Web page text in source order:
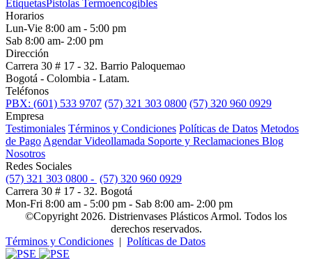
EtiquetasPistolas Termoencogibles
Horarios
Lun-Vie 8:00 am - 5:00 pm
Sab 8:00 am- 2:00 pm
Dirección
Carrera 30 # 17 - 32. Barrio Paloquemao
Bogotá - Colombia - Latam.
Teléfonos
PBX: (601) 533 9707 (57) 321 303 0800 (57) 320 960 0929
Empresa
Testimoniales Términos y Condiciones Políticas de Datos Metodos
de Pago Agendar Videollamada Soporte y Reclamaciones Blog
Nosotros
Redes Sociales
(57) 321 303 0800 - (57) 320 960 0929
Carrera 30 # 17 - 32. Bogotá
Mon-Fri 8:00 am - 5:00 pm - Sab 8:00 am- 2:00 pm
©Copyright 2026. Distrienvases Plásticos Armol. Todos los
derechos reservados.
Términos y Condiciones | Políticas de Datos